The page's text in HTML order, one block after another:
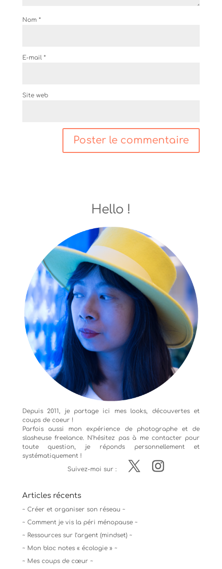
Nom *
E-mail *
Site web
Hello !
Depuis 2011, je partage ici mes looks, découvertes et
coups de coeur !
Parfois aussi mon expérience de photographeet de
slasheuse freelance. N'hésitez pas à me contacter pour
toute question, je réponds personnellement et
systématiquement !
Suivez-moi sur :
Articles récents
~ Créer et organiser son réseau ~
~ Comment je vis la péri ménopause ~
~ Ressources sur l’argent (mindset) ~
~ Mon bloc notes « écologie » ~
~ Mes coups de cœur ~